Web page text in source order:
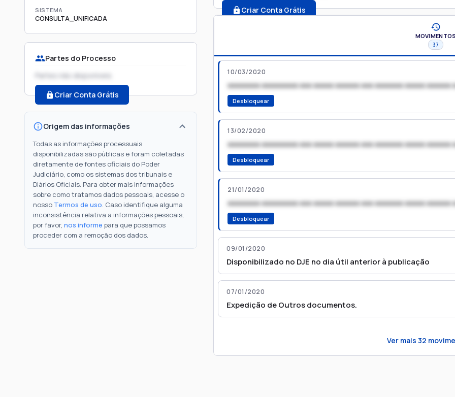
SISTEMA
CONSULTA_UNIFICADA
Partes do Processo
Partes não disponíveis
Criar Conta Grátis
Origem das informações
Todas as informações processuais
disponibilizadas são públicas e foram coletadas
diretamente de fontes oficiais do Poder
Judiciário, como os sistemas dos tribunais e
Diários Oficiais. Para obter mais informações
sobre como tratamos dados pessoais, acesse o
nosso Termos de uso. Caso identifique alguma
inconsistência relativa a informações pessoais,
por favor, nos informe para que possamos
proceder com a remoção dos dados.
Criar Conta Grátis
MOVIMENTOS
37
10/03/2020
xxxxxxxx xxxxxxxxx xxx xxxxx xxxxxx xxx xxxxxxx xxxxx xxxxxx
Desbloquear
13/02/2020
xxxxxxxx xxxxxxxxx xxx xxxxx xxxxxx xxx xxxxxxx xxxxx xxxxxx
Desbloquear
21/01/2020
xxxxxxxx xxxxxxxxx xxx xxxxx xxxxxx xxx xxxxxxx xxxxx xxxxxx
Desbloquear
09/01/2020
Disponibilizado no DJE no dia útil anterior à publicação
07/01/2020
Expedição de Outros documentos.
Ver mais 32